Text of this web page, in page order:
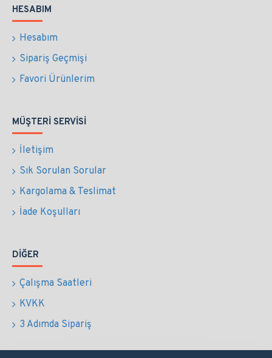
HESABIM
Hesabım
Sipariş Geçmişi
Favori Ürünlerim
MÜŞTERI SERVISI
İletişim
Sık Sorulan Sorular
Kargolama & Teslimat
İade Koşulları
DIĞER
Çalışma Saatleri
KVKK
3 Adımda Sipariş